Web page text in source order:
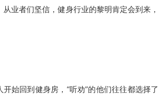
业者们坚信，健身行业的黎明肯定会到来，
始回到健身房，“听劝”的他们往往都选择了